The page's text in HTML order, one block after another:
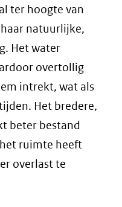
ter hoogte van
natuurlijke,
Het water
overtollig
intrekt, wat als
Het bredere,
beter bestand
ruimte heeft
overlast te